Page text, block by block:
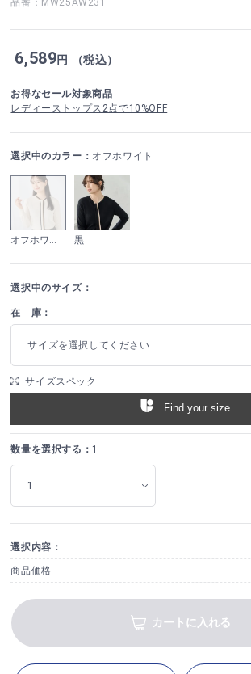
6,589円 （税込）
お得なセール対象商品
レディーストップス2点で10%OFF
選択中のカラー： オフホワイト
オフホワイト 黒
選択中のサイズ：
在 庫：
サイズを選択してください
サイズスペック
Find your size
数量を選択する： 1
選択内容：
商品価格
カートに入れる